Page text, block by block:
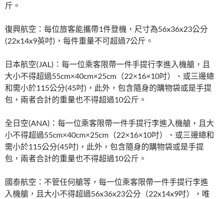
斤。
復興航空：每位旅客能攜帶1件登機，尺寸為56x36x23公分
(22x14x9英吋)，每件重量不可超過7公斤。
日本航空(JAL)：每一位乘客限帶一件手提行李進入機艙，且
大小不得超過55cm×40cm×25cm（22×16×10吋）、或三邊總
和需小於115公分(45吋)，此外，包含隨身的購物袋或是手提
包，兩者合計的重量也不得超過10公斤。
全日空(ANA)：每一位乘客限帶一件手提行李進入機艙，且大
小不得超過55cm×40cm×25cm（22×16×10吋）、或三邊總和
需小於115公分(45吋)，此外，包含隨身的購物袋或是手提
包，兩者合計的重量也不得超過10公斤。
國泰航空：不管任何艙等，每一位乘客限帶一件手提行李進
入機艙，且大小不得超過56x36x23公分（22x14x9吋），唯